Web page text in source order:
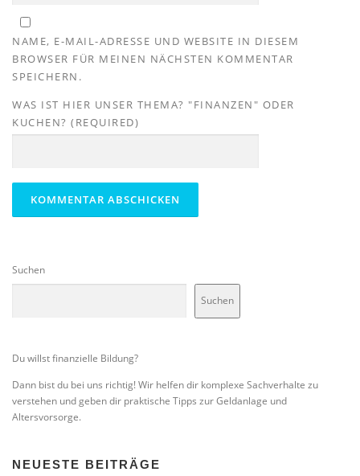
NAME, E-MAIL-ADRESSE UND WEBSITE IN DIESEM
BROWSER FÜR MEINEN NÄCHSTEN KOMMENTAR
SPEICHERN.
WAS IST HIER UNSER THEMA? "FINANZEN" ODER
KUCHEN? (REQUIRED)
Suchen
Suchen
Du willst finanzielle Bildung?
Dann bist du bei uns richtig! Wir helfen dir komplexe Sachverhalte zu
verstehen und geben dir praktische Tipps zur Geldanlage und
Altersvorsorge.
NEUESTE BEITRÄGE